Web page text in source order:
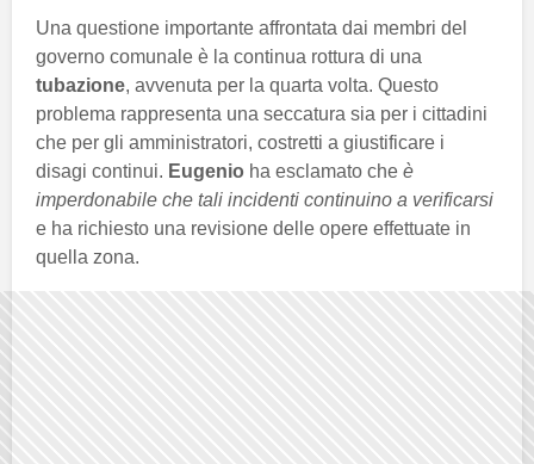
Una questione importante affrontata dai membri del
governo comunale è la continua rottura di una
tubazione, avvenuta per la quarta volta. Questo
problema rappresenta una seccatura sia per i cittadini
che per gli amministratori, costretti a giustificare i
disagi continui. Eugenio ha esclamato che è
imperdonabile che tali incidenti continuino a verificarsi
e ha richiesto una revisione delle opere effettuate in
quella zona.